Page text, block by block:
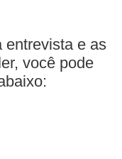
entrevista e as
você pode